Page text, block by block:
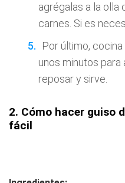
agrégalas a la olla
carnes. Si es
Por último, cocina
unos minutos para
reposar y sirve.
2. Cómo hacer guiso
fácil